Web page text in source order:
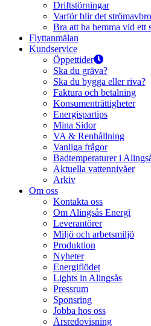
Driftstörningar
Varför blir det
Bra att ha hemma vid ett
Flyttanmälan
Kundservice
Öppettider
Ska du gräva?
Ska du bygga eller riva?
Faktura och betalning
Konsumenträttigheter
Energispartips
Mina Sidor
VA & Renhållning
Vanliga frågor
Badtemperaturer i
Aktuella vattennivåer
Arkiv
Om oss
Kontakta oss
Om Alingsås Energi
Leverantörer
Miljö och arbetsmiljö
Produktion
Nyheter
Energiflödet
Lights in Alingsås
Pressrum
Sponsring
Jobba hos oss
Årsredovisning